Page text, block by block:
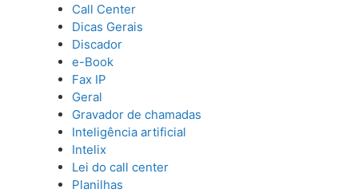
Call Center
Dicas Gerais
Discador
e-Book
Fax IP
Geral
Gravador de chamadas
Inteligência artificial
Intelix
Lei do call center
Planilhas